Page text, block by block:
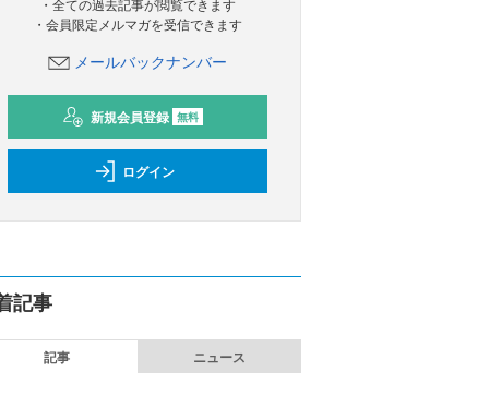
・全ての過去記事が閲覧できます
・会員限定メルマガを受信できます
メールバックナンバー
新規会員登録 無料
ログイン
記事
記事 ニュース